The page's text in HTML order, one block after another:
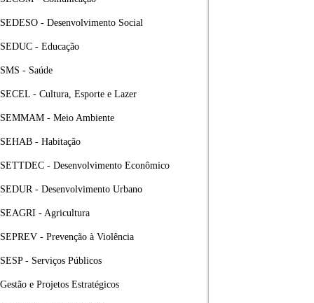
SEDESO - Desenvolvimento Social
SEDUC - Educação
SMS - Saúde
SECEL - Cultura, Esporte e Lazer
SEMMAM - Meio Ambiente
SEHAB - Habitação
SETTDEC - Desenvolvimento Econômico
SEDUR - Desenvolvimento Urbano
SEAGRI - Agricultura
SEPREV - Prevenção à Violência
SESP - Serviços Públicos
Gestão e Projetos Estratégicos